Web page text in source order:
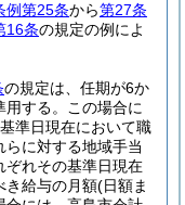
例第25条から第27条
16条の規定の例によ
の規定は、任期が6か
する。
この場合に
準日現在において職
らに対する地域手当
ぞれその基準日現在
き給与の月額(日額ま